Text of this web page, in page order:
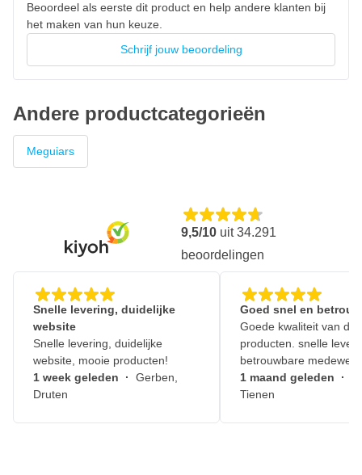
Beoordeel als eerste dit product en help andere klanten bij
het maken van hun keuze.
Schrijf jouw beoordeling
Andere productcategorieën
Meguiars
9,5/10 uit34.291
beoordelingen
Snelle levering, duidelijke
website
Snelle levering, duidelijke
website, mooie producten!
1 week geleden · Gerben,
Druten
Goed snel en
Goede kwaliteit van de
producten. snelle
betrouwbare
1 maand geleden ·
Tienen